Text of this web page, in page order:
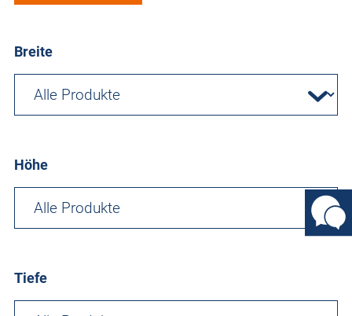
Breite
Höhe
Tiefe